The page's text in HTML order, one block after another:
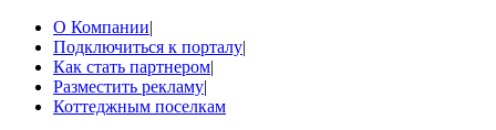
О Компании|
Подключиться к порталу|
Как стать партнером|
Разместить рекламу|
Коттеджным поселкам